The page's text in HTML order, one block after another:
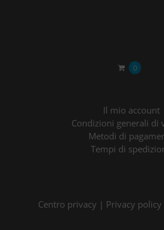
0
Il mio account
Condizioni generali di
Metodi di
Tempi di
Centro privacy | Privacy policy